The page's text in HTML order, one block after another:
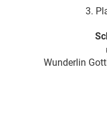
3.
Wunderlin